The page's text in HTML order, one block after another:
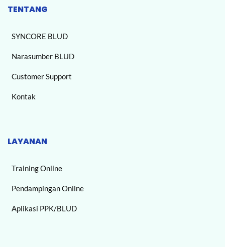
TENTANG
SYNCORE BLUD
Narasumber BLUD
Customer Support
Kontak
LAYANAN
Training Online
Pendampingan Online
Aplikasi PPK/BLUD